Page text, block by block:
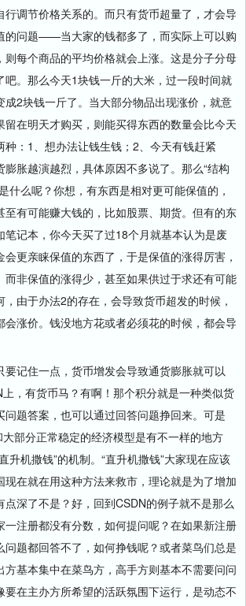
行调节价格关系的。而只有货币超量了，才会导
的问题——当大家的钱都多了，而实际上可以购
则每个商品的平均价格就会上涨。这是分子分母
吧。那么今天1块钱一斤的大米，过一段时间就
成2块钱一斤了。当大部分物品出现涨价，就意
留在明天才购买，则能买得东西的数量会比今天
种：1、想办法让钱生钱；2、今天有钱赶紧
胀越演越烈，具体原因不多说了。那么“结构
什么呢？你想，有东西是相对更可能保值的，
至有可能赚大钱的，比如股票、期货。但有的东
笔记本，你今天买了过18个月就基本认为是废
更亲睐保值的东西了，于是保值的涨得厉害，
而非保值的涨得少，甚至如果供过于求还有可能
由于办法2的存在，会导致货币超发的时候，
会涨价。钱没地方花或者必须花的时候，都会导
记住一点，货币增发会导致通货膨胀就可以
，有货币马？有啊！那个积分就是一种类似货
问题答案，也可以通过回答问题挣回来。可是
部分正常稳定的经济模型是有不一样的地方
升机撒钱”的机制。“直升机撒钱”大家现在应该
现在就在用这种方法来救市，理论就是为了增加
点深了不是？好，回到CSDN的例子就不是那么
一注册都没有分数，如何提问呢？在如果新注册
问题都回答不了，如何挣钱呢？或者菜鸟们总是
方基本集中在菜鸟方，高手方则基本不需要问问
要在主办方所希望的活跃氛围下运行，是动态不